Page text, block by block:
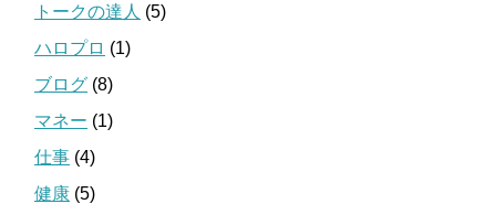
トークの達人 (5)
ハロプロ (1)
ブログ (8)
マネー (1)
仕事 (4)
健康 (5)